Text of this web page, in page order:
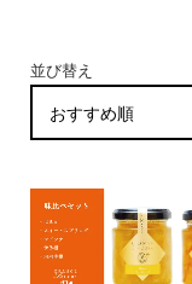
並び替え